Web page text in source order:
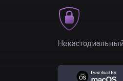
Некастодиальный